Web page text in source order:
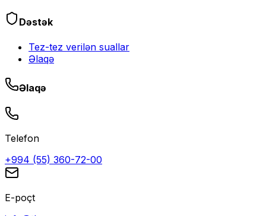
Dəstək
Tez-tez verilən suallar
Əlaqə
Əlaqə
Telefon
+994 (55) 360-72-00
E-poçt